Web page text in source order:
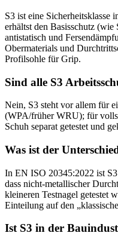
S3 ist eine Sicherheitsklasse
erhältst den Basisschutz (wie
antistatisch und
Obermaterials und
Profilsohle für Grip.
Sind alle S3
Nein, S3 steht vor allem für
(WPA/früher WRU); für
Schuh separat getestet und
Was ist der
In EN ISO 20345:2022 ist
dass nicht-metallischer
kleineren Testnagel getestet
Einteilung auf den
Ist S3 in der